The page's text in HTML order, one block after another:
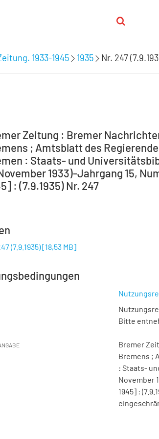
1933-1945 1935 Nr. 247
Zeitung : Bremer
; Amtsblatt des
: Staats- und
1933)-Jahrgang 15,
: (7.9.1935) Nr. 247
(7.9.1935)[18,53 MB]
Bitte
Bremer
Bremens ;
: Staats-
November
1945] :